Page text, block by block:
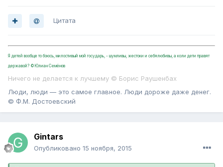
Цитата
Я детей вообще то боюсь, милостивый мой государь, - шумливы, жестоки и себялюбивы, а коли дети правят
державой? ©Юлиан Семёнов
Ничего не делается к лучшему © Борис Раушенбах
Люди, люди — это самое главное. Люди дороже даже денег.
© Ф.М. Достоевский
Gintars
Опубликовано 15 ноября, 2015